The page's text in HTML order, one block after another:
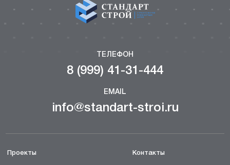
ТЕЛЕФОН
8 (999) 41-31-444
EMAIL
info@standart-stroi.ru
Проекты Контакты